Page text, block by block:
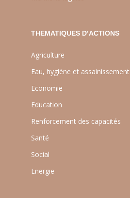
THEMATIQUES D’ACTIONS
Agriculture
Eau, hygiène et assainissement
Economie
Education
Renforcement des capacités
Santé
Social
Energie